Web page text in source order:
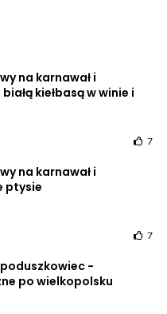
na karnawał i
kiełbasą w winie i
7
na karnawał i
ptysie
7
-
po wielkopolsku